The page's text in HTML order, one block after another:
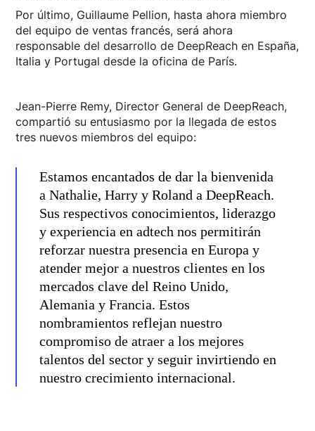
Por último, Guillaume Pellion, hasta ahora miembro
del equipo de ventas francés, será ahora
responsable del desarrollo de DeepReach en España,
Italia y Portugal desde la oficina de París.
Jean-Pierre Remy, Director General de DeepReach,
compartió su entusiasmo por la llegada de estos
tres nuevos miembros del equipo:
Estamos encantados de dar la bienvenida
a Nathalie, Harry y Roland a DeepReach.
Sus respectivos conocimientos, liderazgo
y experiencia en adtech nos permitirán
reforzar nuestra presencia en Europa y
atender mejor a nuestros clientes en los
mercados clave del Reino Unido,
Alemania y Francia. Estos
nombramientos reflejan nuestro
compromiso de atraer a los mejores
talentos del sector y seguir invirtiendo en
nuestro crecimiento internacional.